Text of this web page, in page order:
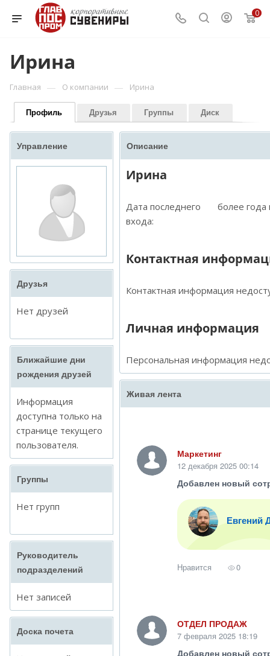
0
Ирина
Главная — О компании — Ирина
Профиль Друзья Группы Диск
Управление
Друзья
Нет друзей
Ближайшие дни
рождения друзей
Информация
доступна только на
странице текущего
пользователя.
Группы
Нет групп
Руководитель
подразделений
Нет записей
Доска почета
Описание
Ирина
Дата последнего
входа:
более года
Контактная
Контактная информация
Личная информация
Персональная информация
Живая лента
Маркетинг
12 декабря 2025 00:14
Добавлен новый
Евгений
Нравится 0
ОТДЕЛ ПРОДАЖ
7 февраля 2025 18:19
Добавлен новый